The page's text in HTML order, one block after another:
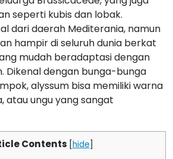
seperti kubis dan lobak.
dari daerah Mediterania, namun
hampir di seluruh dunia berkat
mudah beradaptasi dengan
Dikenal dengan bunga-bunga
alyssum bisa memiliki warna
atau ungu yang sangat
Contents hide